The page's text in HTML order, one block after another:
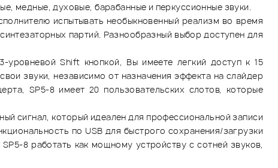
медные, духовые, барабанные и перкуссионные звуки.
испытывать необыкновенный реализм во время
партий. Разнообразный выбор доступен для
уровневой Shift кнопкой, Вы имеете легкий доступ к 15
звуки, независимо от назначения эффекта на слайдер
SP5-8 имеет 20 пользовательских слотов, которые
сигнал, который идеален для профессиональной записи
по USB для быстрого сохранения/загрузки
8 работать как мощному устройству с сотней звуков,